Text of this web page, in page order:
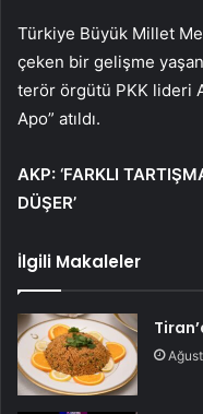
Türkiye Büyük Millet
çeken bir gelişme
terör örgütü PKK lideri
Apo” atıldı.
AKP: ‘FARKLI
DÜŞER’
İlgili Makaleler